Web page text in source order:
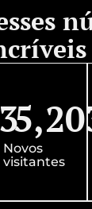
Novos
visitantes